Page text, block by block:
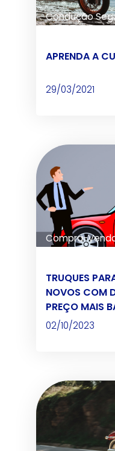
Condução
APRENDA A
29/03/2021
Compra-
TRUQUES
NOVOS COM
PREÇO MAIS
02/10/2023